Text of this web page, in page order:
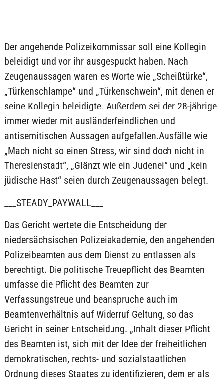
Der angehende Polizeikommissar soll eine Kollegin
beleidigt und vor ihr ausgespuckt haben. Nach
Zeugenaussagen waren es Worte wie „Scheißtürke“,
„Türkenschlampe“ und „Türkenschwein“, mit denen er
seine Kollegin beleidigte. Außerdem sei der 28-jährige
immer wieder mit ausländerfeindlichen und
antisemitischen Aussagen aufgefallen.Ausfälle wie
„Mach nicht so einen Stress, wir sind doch nicht in
Theresienstadt“, „Glänzt wie ein Judenei“ und „kein
jüdische Hast“ seien durch Zeugenaussagen belegt.
___STEADY_PAYWALL___
Das Gericht wertete die Entscheidung der
niedersächsischen Polizeiakademie, den angehenden
Polizeibeamten aus dem Dienst zu entlassen als
berechtigt. Die politische Treuepflicht des Beamten
umfasse die Pflicht des Beamten zur
Verfassungstreue und beanspruche auch im
Beamtenverhältnis auf Widerruf Geltung, so das
Gericht in seiner Entscheidung. „Inhalt dieser Pflicht
des Beamten ist, sich mit der Idee der freiheitlichen
demokratischen, rechts- und sozialstaatlichen
Ordnung dieses Staates zu identifizieren, dem er als